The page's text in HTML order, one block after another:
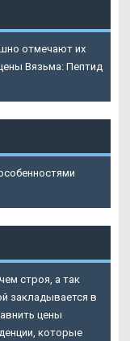
отмечают их
Вязьма: Пептид
строя, а так
закладывается в
цены
которые